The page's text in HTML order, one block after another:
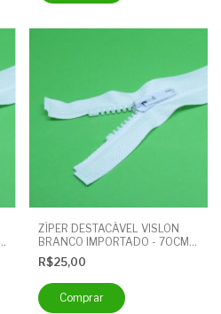
ZÍPER DESTACÁVEL VISLON
BRANCO IMPORTADO - 70CM -
PACOTE COM 10 UNIDADES
R$25,00